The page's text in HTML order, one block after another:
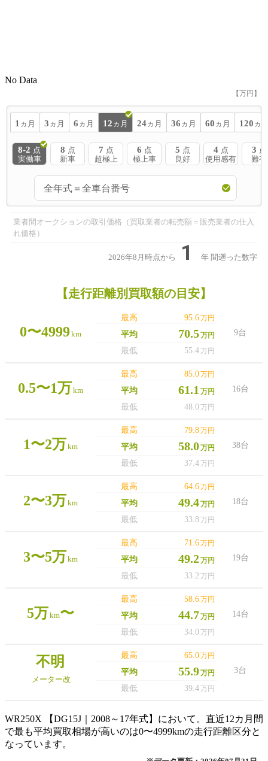
No Data
【万円】
1 ヵ月 3 ヵ月 6 ヵ月 12 ヵ月 24 ヵ月 36 ヵ月 60 ヵ月 120 ヵ
8-2 点
実働車
8 点
新車
7 点
超極上
6 点
極上車
5 点
良好
4 点
使用感有
3 点
難有
業者間オークションの取引価格（買取業者の転売額＝販売業者の仕入
れ価格）
2026年8月時点から 1 年 間遡った数字
【走行距離別買取額の目安】
0〜4999km
最高 95.6万円
9台
平均 70.5万円
最低 55.4万円
0.5〜1万km
最高 85.0万円
16台
平均 61.1 万円
最低 48.0万円
1〜2万km
最高 79.8万円
38台
平均 58.0万円
最低 37.4万円
2〜3万km
最高 64.6万円
18台
平均 49.4万円
最低 33.8万円
3〜5万km
最高 71.6万円
19台
平均 49.2万円
最低 33.2 万円
5万km〜
最高 58.6万円
14台
平均 44.7万円
最低 34.0万円
不明
メーター改
最高 65.0万円
3台
平均 55.9万円
最低 39.4万円
WR250X 【DG15J｜2008～17年式】において。直近12カ月間
で最も平均買取相場が高いのは0〜4999kmの走行距離区分と
なっています。